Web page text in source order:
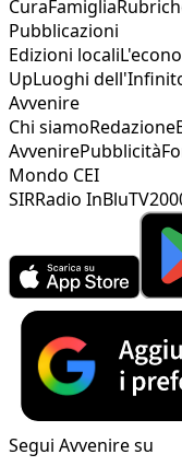
CuraFamiglia
Pubblicazioni
Edizioni locali
UpLuoghi
Avvenire
Chi siamoRedazione
AvvenirePubblicità
Mondo CEI
SIRRadio InBlu
Segui Avvenire su